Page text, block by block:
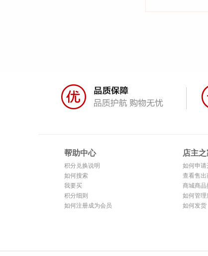
帮助中心
积分兑换说明
如何搜索
我要买
积分细则
如何注册成为会员
店主
如何申请
查看售出
商城商品
如何管理
如何发货